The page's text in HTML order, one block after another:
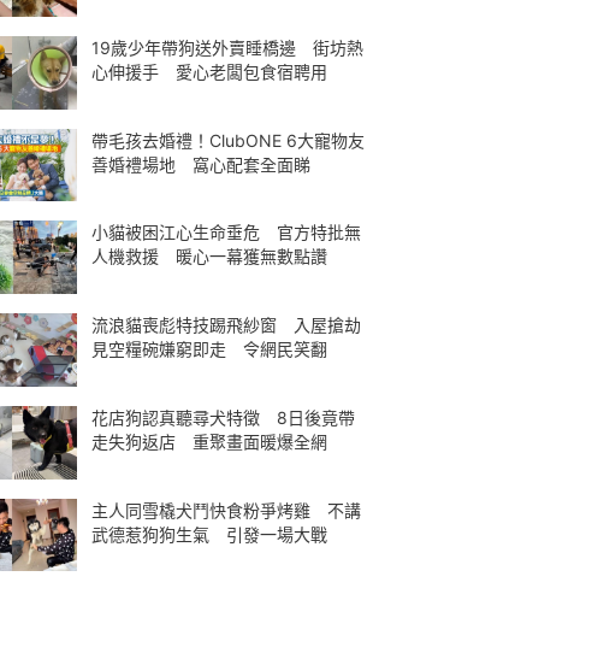
19歲少年帶狗送外賣睡橋邊 街坊熱
心伸援手 愛心老闆包食宿聘用
帶毛孩去婚禮！ClubONE 6大寵物友
善婚禮場地 窩心配套全面睇
小貓被困江心生命垂危 官方特批無
人機救援 暖心一幕獲無數點讚
流浪貓喪彪特技踢飛紗窗 入屋搶劫
見空糧碗嫌窮即走 令網民笑翻
花店狗認真聽尋犬特徵 8日後竟帶
走失狗返店 重聚畫面暖爆全網
主人同雪橇犬鬥快食粉爭烤雞 不講
武德惹狗狗生氣 引發一場大戰